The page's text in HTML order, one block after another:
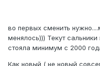
во первых сменить
менялось))) Текут
стояла минимум с 2000
Как новый ( не новый